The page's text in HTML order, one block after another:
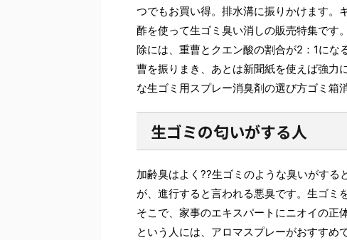
つでもお買い得。排水溝に振りかけます。
酢を使って生ゴミ臭い消しの販売特集です
除には、重曹とクエン酸の割合が2：1に
曹を振りまき、あとは新聞紙を使えば強力
な生ゴミ用スプレー消臭剤の選び方ゴミ箱
生ゴミの匂いがする人
加齢臭はよく??生ゴミのような臭いがする
が、進行すると言われる悪臭です。生ゴミ
そこで、家事のエキスパートにニオイの正
という人には、アロマスプレーがおすすめ